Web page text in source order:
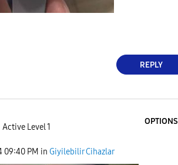
REPLY
Active Level 1
OPTIONS
09:40 PM in Giyilebilir Cihazlar